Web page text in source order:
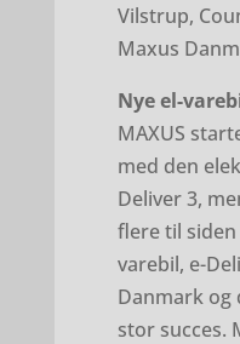
Vilstrup,
Maxus
Nye el-
MAXUS
med den
Deliver 3,
flere til
varebil, e-
Danmark
stor succes.